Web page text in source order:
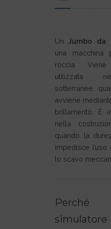
UnJumbo da
una macchina
roccia. Viene
utilizzata
sotterranee,
avviene
brillamento. È
nella
quando la
impedisce
lo scavo
Perché